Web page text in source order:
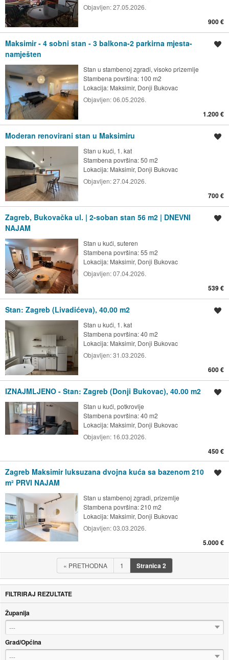
Objavljen:27.05.2026.
900 €
Maksimir - 4 sobni stan - 3 balkona-2 parkirna mjesta-
namješten
Stan u stambenoj zgradi, visoko prizemlje
Stambena površina: 100 m2
Lokacija: Maksimir, Donji Bukovac
Objavljen:06.05.2026.
1.200 €
Moderan renovirani stan u Maksimiru
Stan u kući, 1. kat
Stambena površina: 50 m2
Lokacija: Maksimir, Donji Bukovac
Objavljen:27.04.2026.
700 €
Zagreb, Bukovačka ul. | 2-soban stan 56 m2 | DNEVNI
NAJAM
Stan u kući, suteren
Stambena površina: 55 m2
Lokacija: Maksimir, Donji Bukovac
Objavljen:07.04.2026.
539 €
Stan: Zagreb (Livadićeva), 40.00 m2
Stan u kući, 1. kat
Stambena površina: 40 m2
Lokacija: Maksimir, Donji Bukovac
Objavljen:31.03.2026.
600 €
IZNAJMLJENO - Stan: Zagreb (Donji Bukovac), 40.00 m2
Stan u kući, potkrovlje
Stambena površina: 40 m2
Lokacija: Maksimir, Donji Bukovac
Objavljen: 16.03.2026.
450 €
Zagreb Maksimir luksuzana dvojna kuća sa bazenom 210
m² PRVI NAJAM
Stan u stambenoj zgradi, prizemlje
Stambena površina: 210 m2
Lokacija: Maksimir, Donji Bukovac
Objavljen:03.03.2026.
5.000 €
« PRETHODNA 1 Stranica 2
FILTRIRAJ REZULTATE
Županija
---
Grad/Općina
---